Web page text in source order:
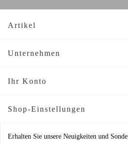
Artikel
Unternehmen
Ihr Konto
Shop-Einstellungen
Erhalten Sie unsere Neuigkeiten und